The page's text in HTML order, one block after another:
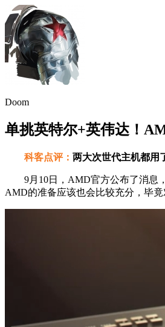
Doom
单挑英特尔+英伟达！
科客点评： 两大次世代主机都用
9月10日，AMD官方公布了消息，
AMD的准备应该也会比较充分，毕